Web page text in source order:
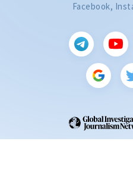
Facebook,